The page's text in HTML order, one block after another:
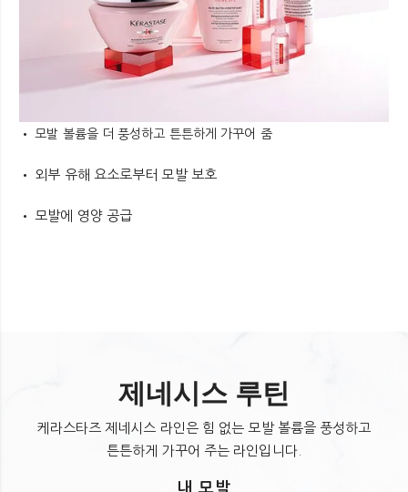
• 모발 볼륨을 더 풍성하고 튼튼하게 가꾸어 줌
• 외부 유해 요소로부터 모발 보호
• 모발에 영양 공급
제네시스 루틴
케라스타즈 제네시스 라인은 힘 없는 모발 볼륨을 풍성하고
튼튼하게 가꾸어 주는 라인입니다.
내 모발